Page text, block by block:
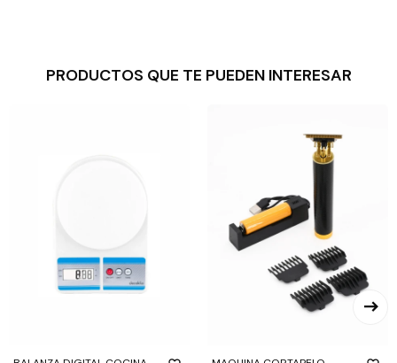
PRODUCTOS QUE TE PUEDEN INTERESAR